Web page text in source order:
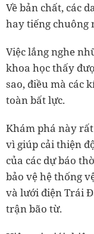
Về bản chất, các
hay tiếng chuông
Việc lắng nghe
khoa học thấy
sao, điều mà các
toàn bất lực.
Khám phá này
vì giúp cải thiện
của các dự báo
bảo vệ hệ thống
và lưới điện Trái
trận bão từ.